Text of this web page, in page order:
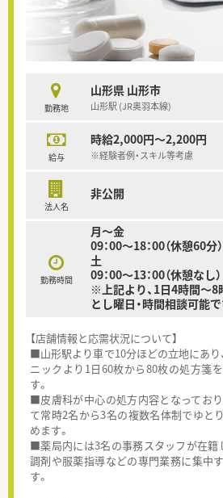
勤務地
山形県 山形市
山形駅 (JR奥羽本線)
給与
時給2,000円～2,200円
※経験者例・スキル等考慮
法人名
非公開
勤務時間
月～金
09：00～18：00（休憩60分）
土
09：00～13：00（休憩なし）
※上記より、1日4時間～8
とし曜日・時間相談可能で
【店舗情報と応需状況について】
■山形駅より車で10分ほどの立地にあり
ニックより1日60枚から80枚の処方箋
す。
■皮膚科が中心の処方内容となっており
て常時2名から3名の複数名体制でゆと
めます。
■薬局内には3名の事務スタッフが在籍
調剤や服薬指導などの専門業務に集中
す。